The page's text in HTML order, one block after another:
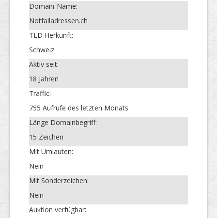
Domain-Name:
Notfalladressen.ch
TLD Herkunft:
Schweiz
Aktiv seit:
18 Jahren
Traffic:
755 Aufrufe des letzten Monats
Länge Domainbegriff:
15 Zeichen
Mit Umlauten:
Nein
Mit Sonderzeichen:
Nein
Auktion verfügbar: